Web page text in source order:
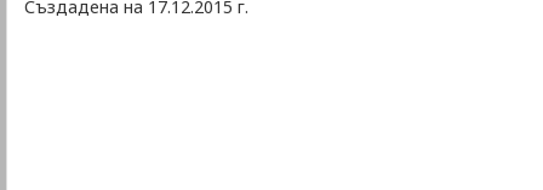
Създадена на 17.12.2015 г.